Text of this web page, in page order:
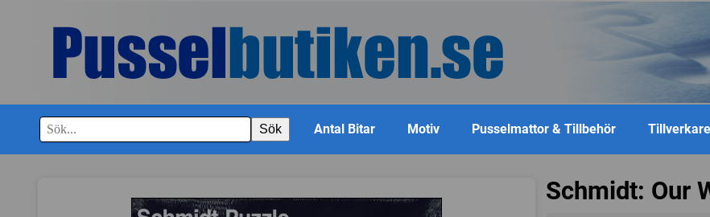
Sök Antal Bitar Motiv Pusselmattor & Tillbehör Tillverkare
Schmidt: Our